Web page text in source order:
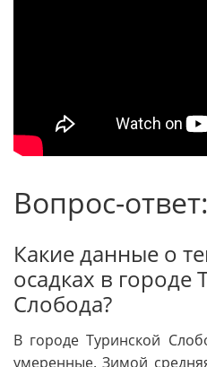
Вопрос-ответ:
Какие данные о
осадках в городе
Слобода?
В городе Туринской
умеренные. Зимой